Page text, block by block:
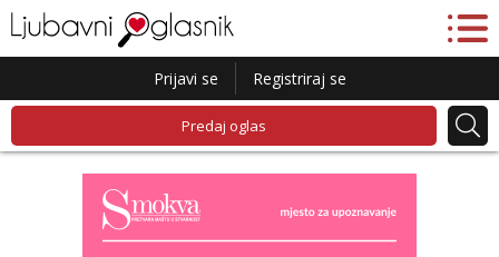
Prijavi se Registriraj se
Predaj oglas